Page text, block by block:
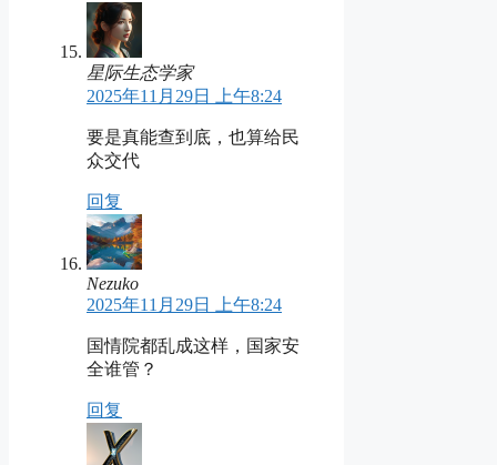
星际生态学家
2025年11月29日 上午8:24
要是真能查到底，也算给民
众交代
回复
Nezuko
2025年11月29日 上午8:24
国情院都乱成这样，国家安
全谁管？
回复